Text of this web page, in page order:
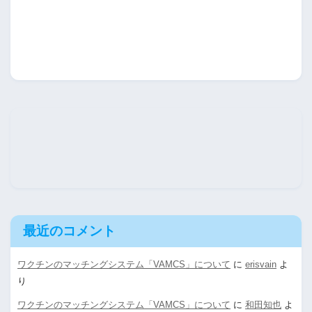
最近のコメント
ワクチンのマッチングシステム「VAMCS」について に erisvain よ
り
ワクチンのマッチングシステム「VAMCS」について に 和田知也 よ